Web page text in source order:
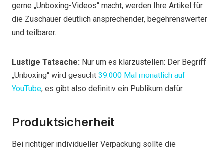
gerne „Unboxing-Videos“ macht, werden Ihre Artikel für
die Zuschauer deutlich ansprechender, begehrenswerter
und teilbarer.
Lustige Tatsache: Nur um es klarzustellen: Der Begriff
„Unboxing“ wird gesucht 39.000 Mal monatlich auf
YouTube, es gibt also definitiv ein Publikum dafür.
Produktsicherheit
Bei richtiger individueller Verpackung sollte die